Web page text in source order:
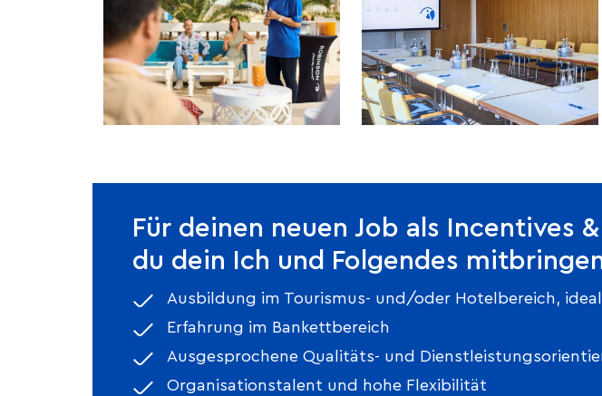
Für deinen neuen Job als
du dein Ich und Folgendes
Ausbildung im Tourismus- und/oder Hotelbereich,
Erfahrung im Bankettbereich
Ausgesprochene Qualitäts- und
Organisationstalent und hohe Flexibilität